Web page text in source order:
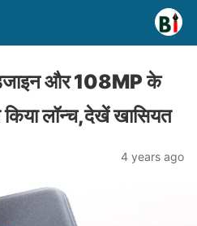
और 108MP के
लॉन्च,देखें खासियत
4 years ago